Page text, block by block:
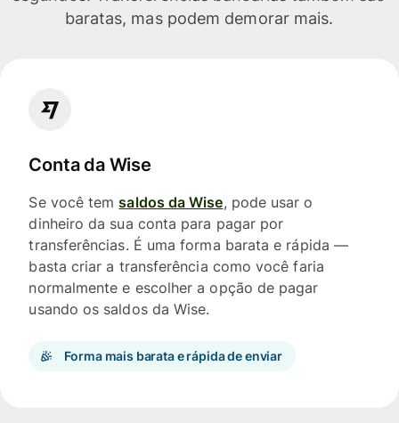
baratas, mas podem demorar mais.
Conta da Wise
Se você temsaldos da Wise, pode usar o
dinheiro da sua conta para pagar por
transferências. É uma forma barata e rápida —
basta criar a transferência como você faria
normalmente e escolher a opção de pagar
usando os saldos da Wise.
Forma mais barata e rápida de enviar